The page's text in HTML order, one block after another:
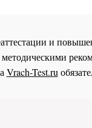
и
Vrach-Test.ru